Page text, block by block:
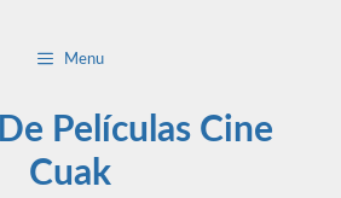
Menu
Películas Cine
Cuak